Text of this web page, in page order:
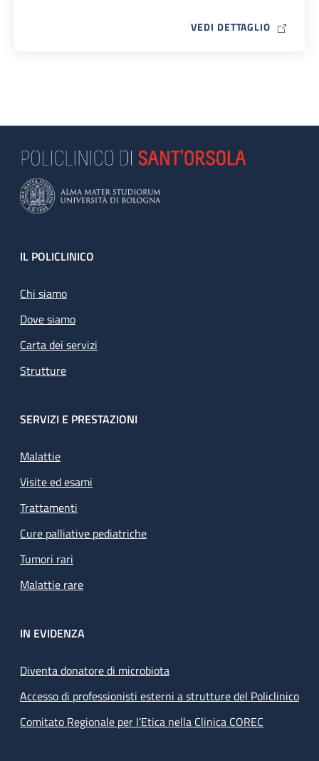
VEDI DETTAGLIO MAP ICON
Footer
IL POLICLINICO
Chi siamo
Dove siamo
Carta dei servizi
Strutture
SERVIZI E PRESTAZIONI
Malattie
Visite ed esami
Trattamenti
Cure palliative pediatriche
Tumori rari
Malattie rare
IN EVIDENZA
Diventa donatore di microbiota
Accesso di professionisti esterni a strutture del Policlinico
Comitato Regionale per l’Etica nella Clinica COREC